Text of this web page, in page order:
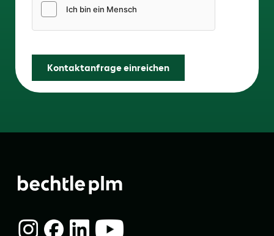
Kontaktanfrage einreichen